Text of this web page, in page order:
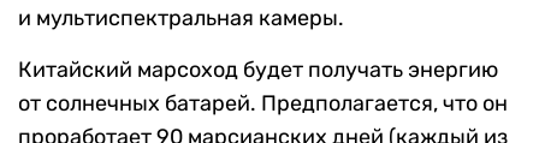
и мультиспектральная камеры.
Китайский марсоход будет получать энергию
от солнечных батарей. Предполагается, что он
проработает 90 марсианских дней (каждый из